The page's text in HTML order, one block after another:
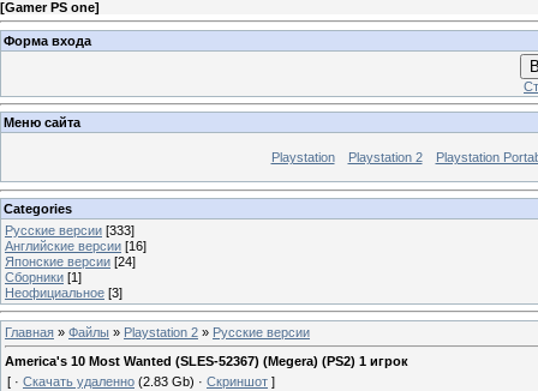
[Gamer PS one]
Форма входа
Меню сайта
Playstation Playstation 2 Playstation
Categories
Русские версии [333]
Английские версии [16]
Японские версии [24]
Сборники [1]
Неофициальное [3]
Главная » Файлы » Playstation 2 » Русские версии
America's 10 Most Wanted (SLES-52367) (Megera) (PS2) 1 игрок
[ · Скачать удаленно (2.83 Gb) · Скриншот ]